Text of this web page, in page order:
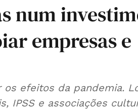
num
empresas e
efeitos da pandemia.
IPSS e associações